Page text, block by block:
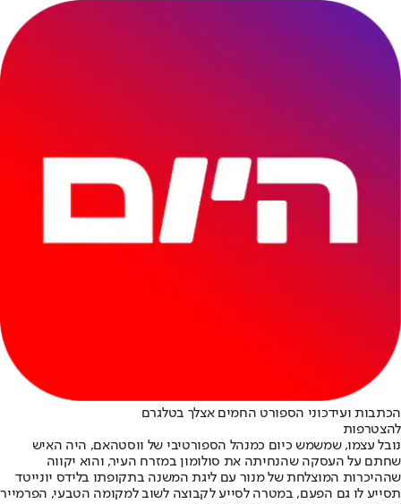
הכתבות ועידכוני הספורט החמים אצלך בטלגרם
להצטרפות
נובל עצמו, שמשמש כיום כמנהל הספורטיבי של ווסטהאם, היה האיש
שחתם על העסקה שהנחיתה את סולומון במזרח העיר, והוא יקווה
שההיכרות המוצלחת של מנור עם ליגת המשנה בתקופתו בלידס יונייטד
תסייע לו גם הפעם, במטרה לסייע לקבוצה לשוב למקומה הטבעי, הפרמייר